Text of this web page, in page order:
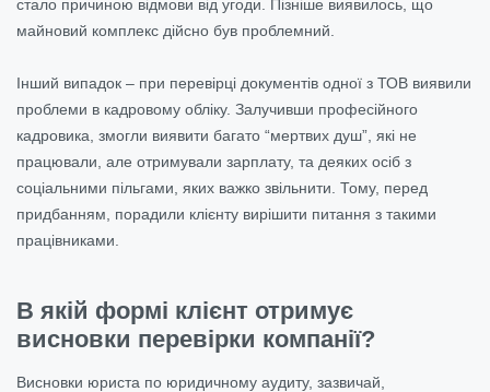
стало причиною відмови від угоди. Пізніше виявилось, що
майновий комплекс дійсно був проблемний.
Інший випадок – при перевірці документів одної з ТОВ виявили
проблеми в кадровому обліку. Залучивши професійного
кадровика, змогли виявити багато “мертвих душ”, які не
працювали, але отримували зарплату, та деяких осіб з
соціальними пільгами, яких важко звільнити. Тому, перед
придбанням, порадили клієнту вирішити питання з такими
працівниками.
В якій формі клієнт отримує
висновки перевірки компанії?
Висновки юриста по юридичному аудиту, зазвичай,